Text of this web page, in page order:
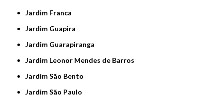
Jardim Franca
Jardim Guapira
Jardim Guarapiranga
Jardim Leonor Mendes de Barros
Jardim São Bento
Jardim São Paulo